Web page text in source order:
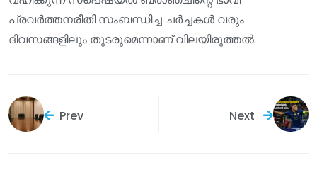
പ്രവർത്തനരീതി സംബന്ധിച്ച ചർച്ചകൾ വരും
ദിവസങ്ങളിലും തുടരുമെന്നാണ് വിലയിരുത്തൽ.
Prev Next